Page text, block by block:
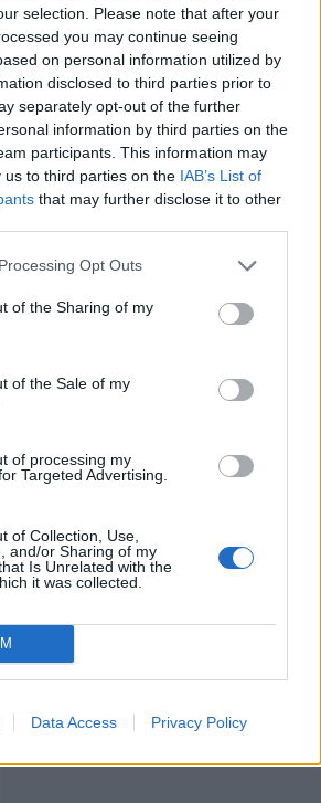
selection. Please note that after your
you may continue seeing
on personal information utilized by
disclosed to third parties prior to
separately opt-out of the further
information by third parties on the
participants. This information may
us to third parties on the IAB’s List of
that may further disclose it to other
Opt Outs
of the Sharing of my
of the Sale of my
of processing my
Targeted Advertising.
of Collection, Use,
and/or Sharing of my
Is Unrelated with the
it was collected.
Data Access Privacy Policy
słynnych książek -
tytuły książek po
liczby brakuje w